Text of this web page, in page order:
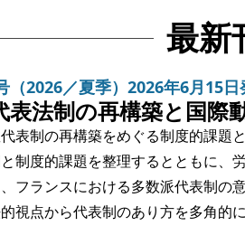
最新
（2026／夏季）2026年6月15日
表法制の再構築と国際
表制の再構築をめぐる制度的課題
制度的課題を整理するとともに、
フランスにおける多数派代表制の
視点から代表制のあり方を多角的